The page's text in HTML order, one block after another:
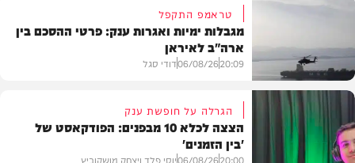
מדיני
טראמפ התקפל
מגבלות ימיות ואגרות ענק: פרטי ההסכם בין
ארה"ב לאיראן
20:09
06/08/26דודי סגל
הגרלה על חופשת ענק
הצצה לכלא 10 מבפנים: הפודקאסט של
'בין הזמנים'
20:00
06/08/26יוסי פלד ויצחק מושקוביץ